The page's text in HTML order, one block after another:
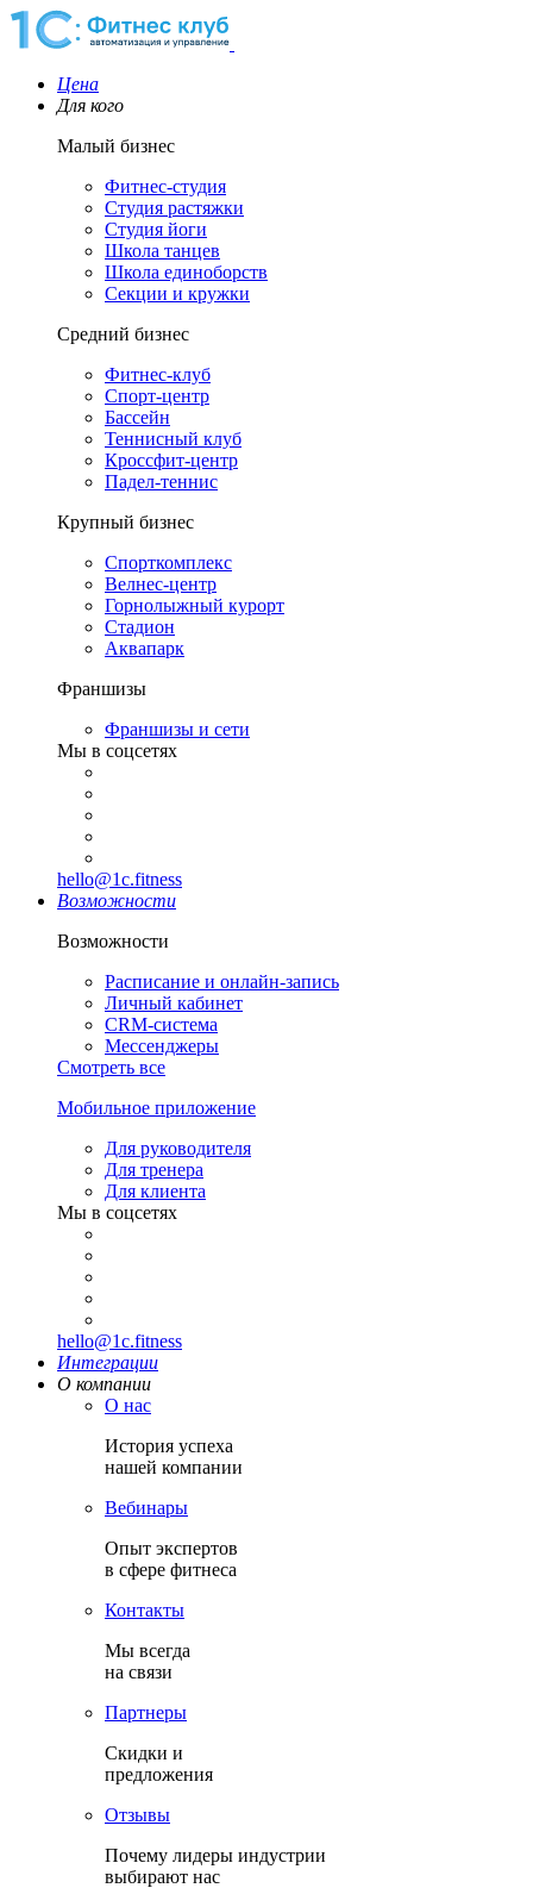
Цена
Для кого
Малый бизнес
Фитнес-студия
Студия растяжки
Студия йоги
Школа танцев
Школа единоборств
Секции и кружки
Средний бизнес
Фитнес-клуб
Спорт-центр
Бассейн
Теннисный клуб
Кроссфит-центр
Падел-теннис
Крупный бизнес
Спорткомплекс
Велнес-центр
Горнолыжный курорт
Стадион
Аквапарк
Франшизы
Франшизы и сети
Мы в соцсетях
hello@1c.fitness
Возможности
Возможности
Расписание и онлайн-запись
Личный кабинет
CRM-система
Мессенджеры
Смотреть все
Мобильное приложение
Для руководителя
Для тренера
Для клиента
Мы в соцсетях
hello@1c.fitness
Интеграции
О компании
О нас
История успеха
нашей компании
Вебинары
Опыт экспертов
в сфере фитнеса
Контакты
Мы всегда
на связи
Партнеры
Скидки и
предложения
Отзывы
Почему лидеры индустрии
выбирают нас